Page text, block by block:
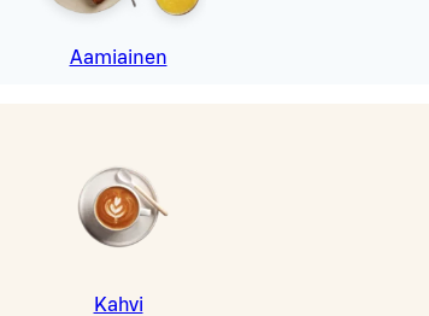
Aamiainen
Kahvi